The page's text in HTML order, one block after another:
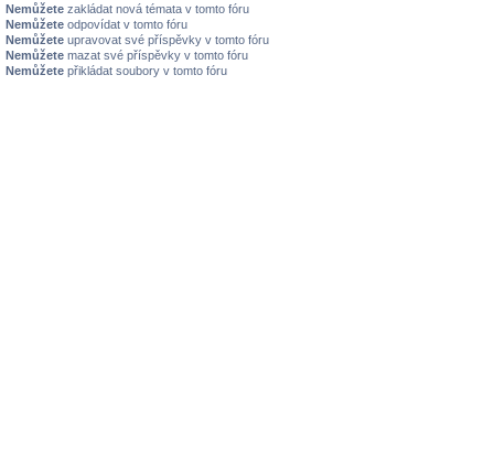
Nemůžete zakládat nová témata v tomto fóru
Nemůžete odpovídat v tomto fóru
Nemůžete upravovat své příspěvky v tomto fóru
Nemůžete mazat své příspěvky v tomto fóru
Nemůžete přikládat soubory v tomto fóru